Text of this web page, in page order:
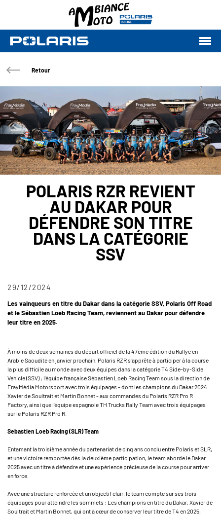
Retour
POLARIS RZR REVIENT
AU DAKAR POUR
DÉFENDRE SON TITRE
DANS LA CATÉGORIE
SSV
29/12/2024
Les vainqueurs en titre du Dakar dans la catégorie SSV, Polaris Off Road
et le Sébastien Loeb Racing Team, reviennent au Dakar pour défendre
leur titre en 2025.
À moins de deux semaines du départ officiel de la 47ème édition du Rallye en
Arabie Saoudite en janvier prochain, Polaris RZR s'apprête à participer à la course
la plus difficile au monde avec deux équipes dans la catégorie T4 Side-by-Side
Vehicle (SSV) ; l'équipe française Sébastien Loeb Racing Team sous la direction de
FrayMédia Motorsport avec trois équipages - dont les champions du Dakar 2024
Xavier de Soultrait et Martin Bonnet - aux commandes du Polaris RZR Pro R
Factory, ainsi que l'équipe espagnole TH Trucks Rally Team avec trois équipages
sur le Polaris RZR Pro R.
Sebastien Loeb Racing (SLR) Team
Entamant la troisième année du partenariat de cinq ans conclu entre Polaris et SLR,
et une victoire remportée dès la deuxième participation, le team aborde le Dakar
2025 avec un titre à défendre et une expérience précieuse de la course pour arriver
en force.
Avec une structure renforcée et un objectif clair, le team compte sur ses trois
équipages pour atteindre les sommets : Les champions en titre du Dakar, Xavier de
Soultrait et Martin Bonnet, qui ont à cœur de conserver leur titre de T4 en 2025,